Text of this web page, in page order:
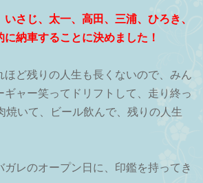
さじ、太一、高田、三浦、ひろき、
納車することに決めました！
ほど残りの人生も長くないので、みん
ギャー笑ってドリフトして、走り終っ
焼いて、ビール飲んで、残りの人生
ガレのオープン日に、印鑑を持ってき